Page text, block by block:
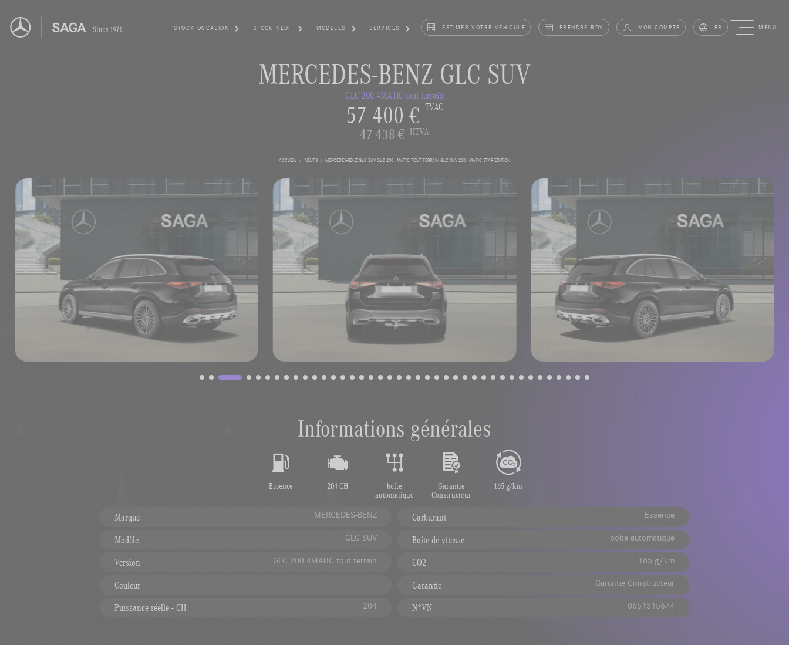
STOCK OCCASION STOCK NEUF MODÈLES SERVICES ESTIMER VOTRE VÉHICULE PRENDRE RDV MON COMPTE FR MENU
MERCEDES-BENZ GLC SUV
GLC 200 4MATIC tout terrain
57 400 € TVAC
47 438 € HTVA
ACCUEIL NEUFS MERCEDES-BENZ GLC SUV GLC 200 4MATIC TOUT TERRAIN GLC SUV 200 4MATIC STAR EDITION
Informations générales
Essence 204 CH boîte
automatique
Garantie
Constructeur
165 g/km
Marque MERCEDES-BENZ
Modèle GLC SUV
Version GLC 200 4MATIC tout terrain
Couleur
Puissance réelle - CH
204
Carburant Essence
Boîte de vitesse boîte automatique
CO2 165 g/km
Garantie Garantie Constructeur
N°VN 0651315674